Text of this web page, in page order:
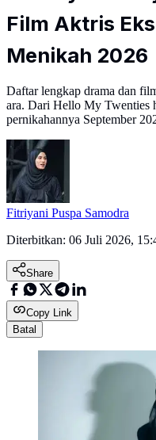
Film Aktris
Menikah 2026
Daftar lengkap drama dan
ara. Dari Hello My Twenties
pernikahannya September
Fitriyani Puspa Samodra
Diterbitkan: 06 Juli 2026,
Share
Copy Link
Batal